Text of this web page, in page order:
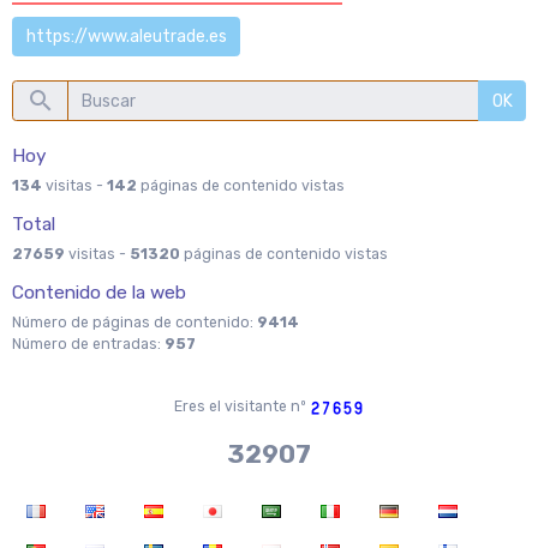
https://www.aleutrade.es
OK
Hoy
134 visitas - 142 páginas de contenido vistas
Total
27659 visitas - 51320 páginas de contenido vistas
Contenido de la web
Número de páginas de contenido: 9414
Número de entradas: 957
Eres el visitante nº
37970